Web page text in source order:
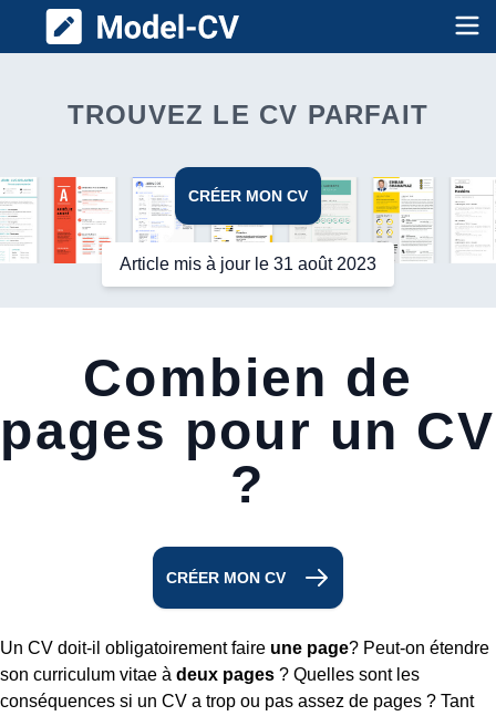
Model CV
TROUVEZ LE CV PARFAIT
CRÉER MON CV
Article mis à jour le 31 août 2023
Combien de
pages pour un CV
?
CRÉER MON CV
Un CV doit-il obligatoirement faire une page? Peut-on étendre
son curriculum vitae à deux pages ? Quelles sont les
conséquences si un CV a trop ou pas assez de pages ? Tant